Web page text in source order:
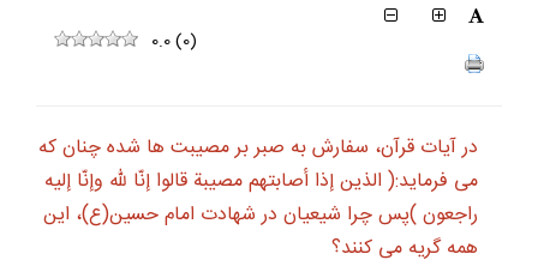
0.0(0)
در آيات قرآن، سفارش به صبر بر مصيبت ها شده چنان كه
مى فرمايد:( الذين إذا أصابتهم مصيبة قالوا إنّا لله وإنّا إليه
راجعون )پس چرا شيعيان در شهادت امام حسين(ع)، اين
همه گريه مى كنند؟